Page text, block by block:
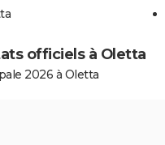
officiels à Oletta
2026 à Oletta